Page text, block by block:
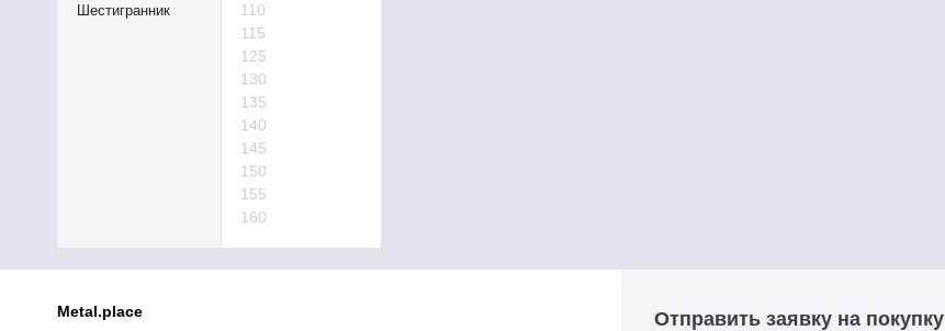
Шестигранник
110
115
125
130
135
140
145
150
155
160
Metal.place Отправить заявку на покупку